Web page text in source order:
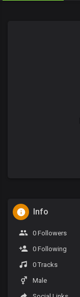
Info
0 Followers
0 Following
0 Tracks
Male